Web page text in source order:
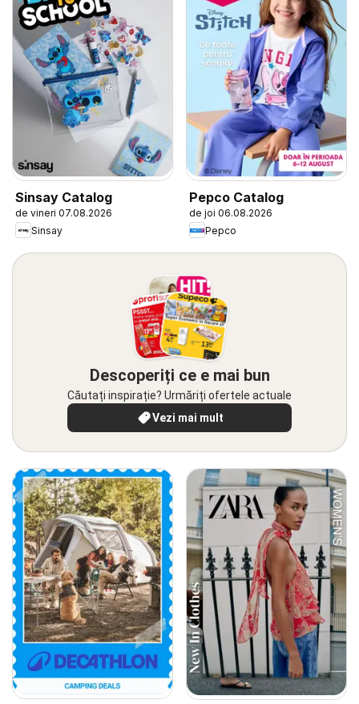
Sinsay Catalog
de vineri 07.08.2026
Sinsay
Pepco Catalog
de joi 06.08.2026
Pepco
Descoperiți ce e mai bun
Căutați inspirație? Urmăriți ofertele actuale
Vezi mai mult